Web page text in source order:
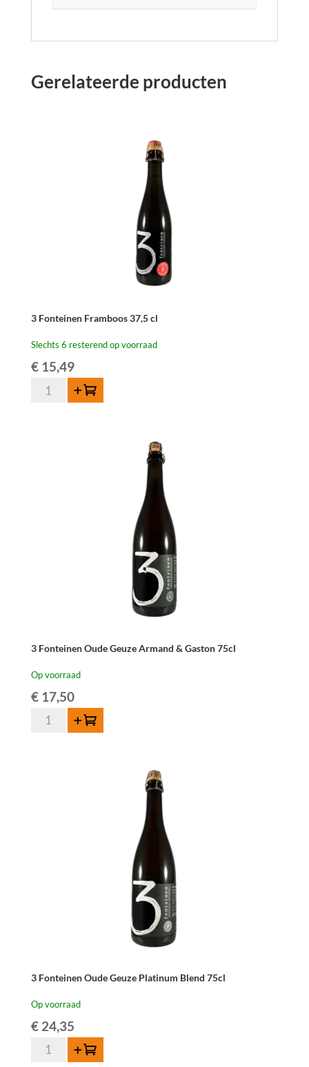
Gerelateerde producten
3 Fonteinen Framboos 37,5 cl
Slechts 6 resterend op voorraad
€15,49
Fonteinen
Toevoegen
3 Fonteinen Oude Geuze Armand & Gaston 75cl
Op voorraad
€17,50
Fonteinen
Toevoegen
3 Fonteinen Oude Geuze Platinum Blend 75cl
Op voorraad
€24,35
Fonteinen
Toevoegen